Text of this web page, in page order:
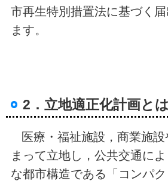
市再生特別措置法に基づく
ます。
2．立地適正化計画とは
医療・福祉施設，商業施設
まって立地し，公共交通に
な都市構造である「コンパ